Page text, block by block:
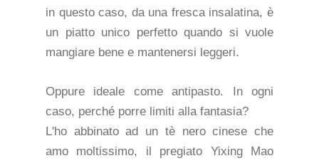
in questo caso, da una fresca insalatina, è
un piatto unico perfetto quando si vuole
mangiare bene e mantenersi leggeri.
Oppure ideale come antipasto. In ogni
caso, perché porre limiti alla fantasia?
L'ho abbinato ad un tè nero cinese che
amo moltissimo, il pregiato Yixing Mao